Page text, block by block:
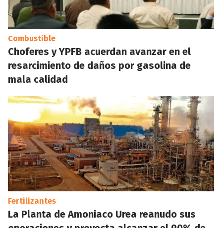
Combustible
Choferes y YPFB acuerdan avanzar en el
resarcimiento de daños por gasolina de
mala calidad
Fertilizantes
La Planta de Amoniaco Urea reanudo sus